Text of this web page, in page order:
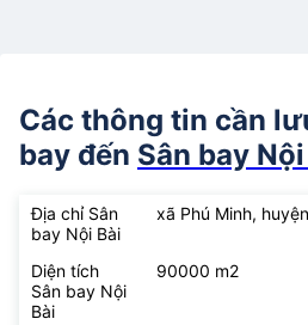
Các thông tin cần
bay đến Sân bay
Địa chỉ Sân
bay Nội Bài
xã Phú Minh,
Diện tích
Sân bay Nội
Bài
90000 m2